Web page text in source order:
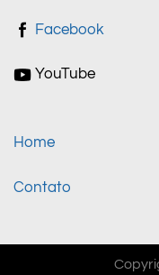
Facebook
YouTube
Home
Contato